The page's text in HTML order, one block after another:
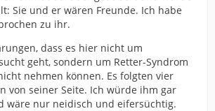
Sie und er wären Freunde. Ich habe
zu ihr.
dass es hier nicht um
geht, sondern um Retter-Syndrom
nehmen können. Es folgten vier
von seiner Seite. Ich würde ihm gar
wäre nur neidisch und eifersüchtig.